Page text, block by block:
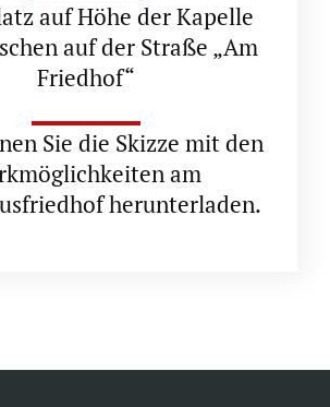
auf Höhe der Kapelle
auf der Straße „Am
Friedhof“
Sie die Skizze mit den
am
herunterladen.